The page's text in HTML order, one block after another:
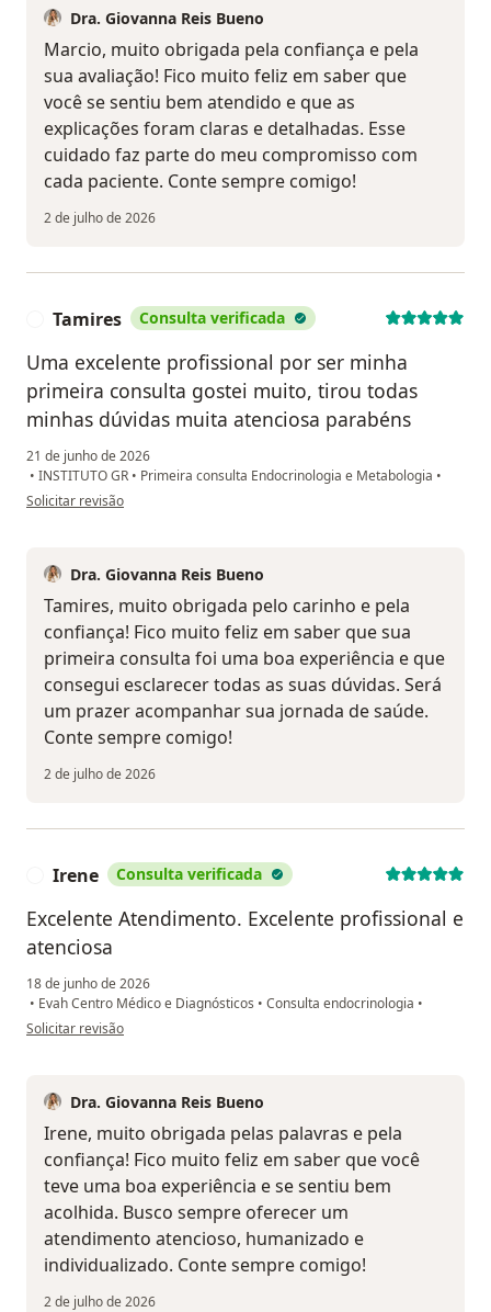
Dra. Giovanna Reis Bueno
Marcio, muito obrigada pela confiança e pela
sua avaliação! Fico muito feliz em saber que
você se sentiu bem atendido e que as
explicações foram claras e detalhadas. Esse
cuidado faz parte do meu compromisso com
cada paciente. Conte sempre comigo!
2 de julho de 2026
Tamires Consulta verificada
Uma excelente profissional por ser minha
primeira consulta gostei muito, tirou todas
minhas dúvidas muita atenciosa parabéns
21 de junho de 2026
• INSTITUTO GR • Primeira consulta Endocrinologia e Metabologia •
na opinião do utilizador Tamires
Solicitar revisão
Dra. Giovanna Reis Bueno
Tamires, muito obrigada pelo carinho e pela
confiança! Fico muito feliz em saber que sua
primeira consulta foi uma boa experiência e que
consegui esclarecer todas as suas dúvidas. Será
um prazer acompanhar sua jornada de saúde.
Conte sempre comigo!
2 de julho de 2026
Irene Consulta verificada
Excelente Atendimento. Excelente profissional e
atenciosa
18 de junho de 2026
• Evah Centro Médico e Diagnósticos • Consulta endocrinologia •
na opinião do utilizador Irene
Solicitar revisão
Dra. Giovanna Reis Bueno
Irene, muito obrigada pelas palavras e pela
confiança! Fico muito feliz em saber que você
teve uma boa experiência e se sentiu bem
acolhida. Busco sempre oferecer um
atendimento atencioso, humanizado e
individualizado. Conte sempre comigo!
2 de julho de 2026